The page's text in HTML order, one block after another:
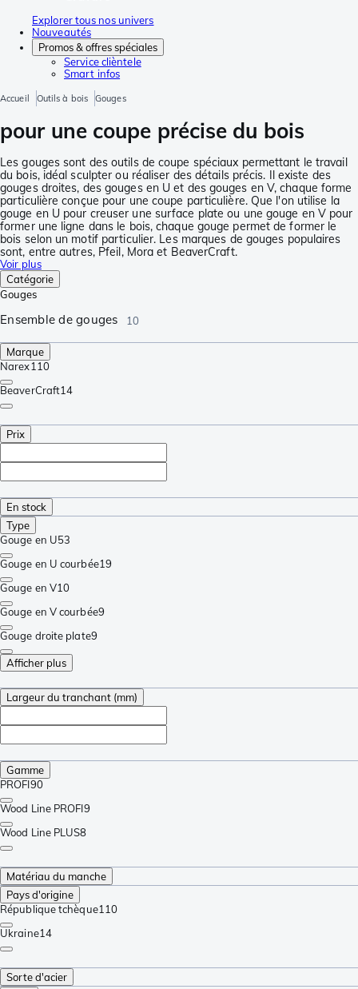
Explorer tous nos univers
Nouveautés
Promos & offres spéciales
Service clièntele
Smart infos
Accueil Outils à bois Gouges
pour une coupe précise du bois
Les gouges sont des outils de coupe spéciaux permettant le travail
du bois, idéal sculpter ou réaliser des détails précis. Il existe des
gouges droites, des gouges en U et des gouges en V, chaque forme
particulière conçue pour une coupe particulière. Que l'on utilise la
gouge en U pour creuser une surface plate ou une gouge en V pour
former une ligne dans le bois, chaque gouge permet de former le
bois selon un motif particulier. Les marques de gouges populaires
sont, entre autres, Pfeil, Mora et BeaverCraft.
Voir plus
Catégorie
Gouges
Ensemble de gouges 10
Marque
Narex110
BeaverCraft14
Prix
En stock
Type
Gouge en U53
Gouge en U courbée19
Gouge en V10
Gouge en V courbée9
Gouge droite plate9
Afficher plus
Largeur du tranchant (mm)
Gamme
PROFI90
Wood Line PROFI9
Wood Line PLUS8
Matériau du manche
Pays d'origine
République tchèque110
Ukraine14
Sorte d'acier